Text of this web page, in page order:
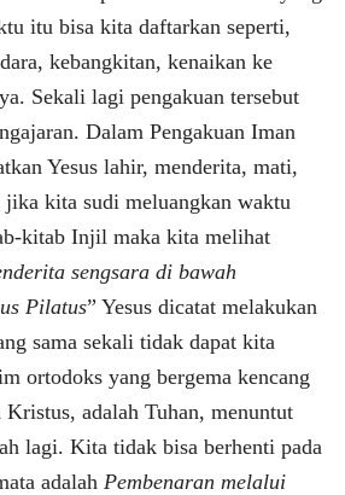
itu bisa kita daftarkan seperti,
kebangkitan, kenaikan ke
Sekali lagi pengakuan tersebut
Dalam Pengakuan Iman
Yesus lahir, menderita, mati,
jika kita sudi meluangkan waktu
kitab Injil maka kita melihat
sengsara di bawah
Pilatus” Yesus dicatat melakukan
sama sekali tidak dapat kita
ortodoks yang bergema kencang
Kristus, adalah Tuhan, menuntut
lagi. Kita tidak bisa berhenti pada
adalah Pembenaran melalui